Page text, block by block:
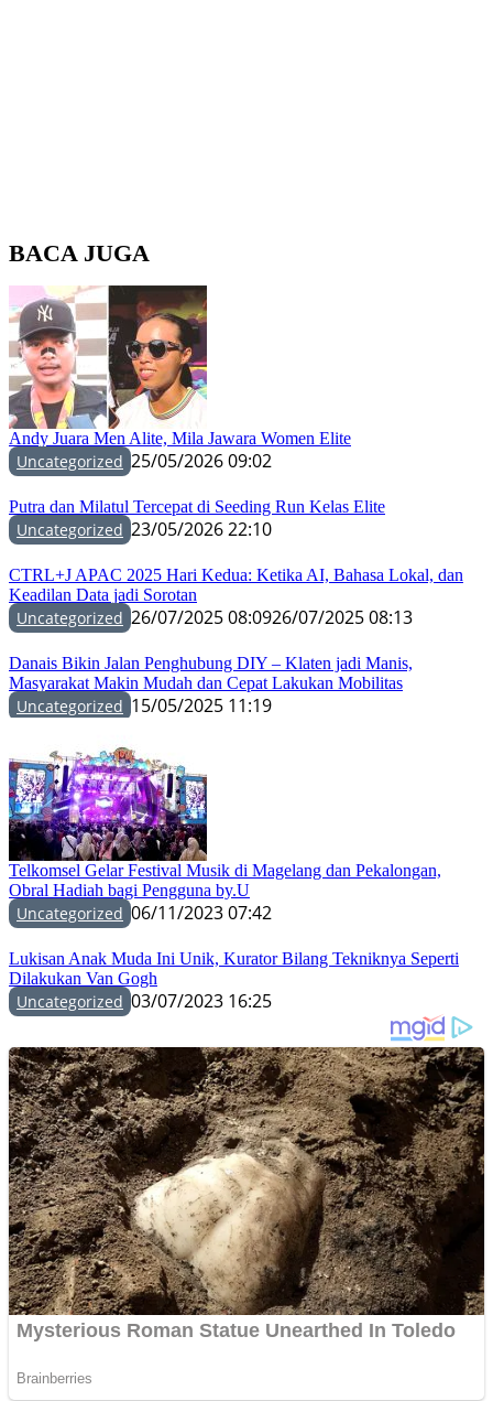
BACA JUGA
Andy Juara Men Alite, Mila Jawara Women Elite
Uncategorized 25/05/2026 09:02
Putra dan Milatul Tercepat di Seeding Run Kelas Elite
Uncategorized 23/05/2026 22:10
CTRL+J APAC 2025 Hari Kedua: Ketika AI, Bahasa Lokal, dan
Keadilan Data jadi Sorotan
Uncategorized 26/07/2025 08:0926/07/2025 08:13
Danais Bikin Jalan Penghubung DIY – Klaten jadi Manis,
Masyarakat Makin Mudah dan Cepat Lakukan Mobilitas
Uncategorized 15/05/2025 11:19
Telkomsel Gelar Festival Musik di Magelang dan Pekalongan,
Obral Hadiah bagi Pengguna by.U
Uncategorized 06/11/2023 07:42
Lukisan Anak Muda Ini Unik, Kurator Bilang Tekniknya Seperti
Dilakukan Van Gogh
Uncategorized 03/07/2023 16:25